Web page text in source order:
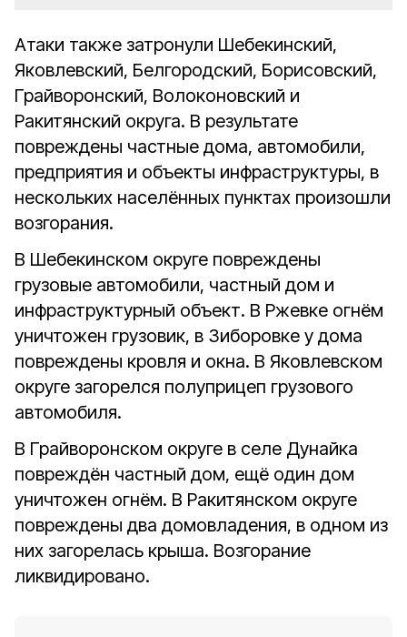
Атаки также затронули Шебекинский,
Яковлевский, Белгородский, Борисовский,
Грайворонский, Волоконовский и
Ракитянский округа. В результате
повреждены частные дома, автомобили,
предприятия и объекты инфраструктуры, в
нескольких населённых пунктах произошли
возгорания.
В Шебекинском округе повреждены
грузовые автомобили, частный дом и
инфраструктурный объект. В Ржевке огнём
уничтожен грузовик, в Зиборовке у дома
повреждены кровля и окна. В Яковлевском
округе загорелся полуприцеп грузового
автомобиля.
В Грайворонском округе в селе Дунайка
повреждён частный дом, ещё один дом
уничтожен огнём. В Ракитянском округе
повреждены два домовладения, в одном из
них загорелась крыша. Возгорание
ликвидировано.